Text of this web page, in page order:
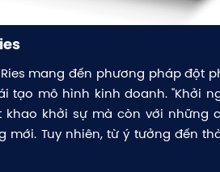
mang đến phương pháp đột
tạo mô hình kinh doanh. "Khởi
khởi sự mà còn với những
mới. Tuy nhiên, từ ý tưởng đến